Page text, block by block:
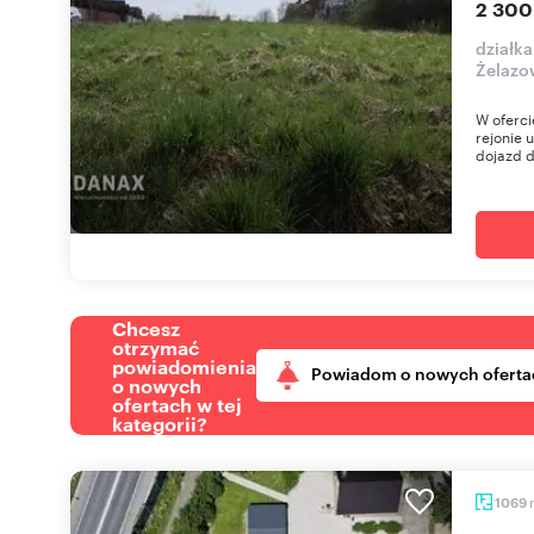
2
W
rejonie
dojazd
Chcesz
otrzymać
powiadomienia
o nowych
ofertach w tej
kategorii?
Powiadom o nowych
1069